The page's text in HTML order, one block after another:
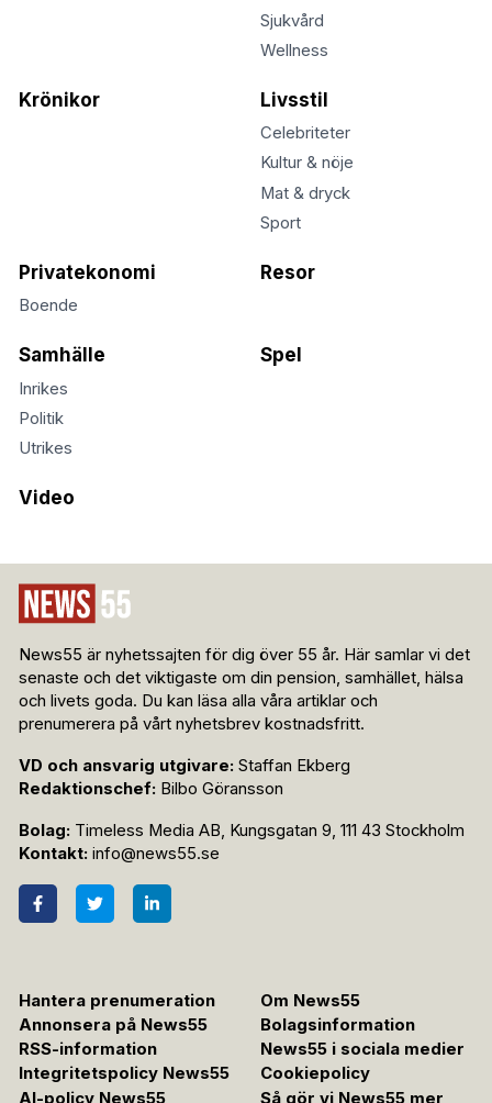
Sjukvård
Wellness
Krönikor Livsstil
Celebriteter
Kultur & nöje
Mat & dryck
Sport
Privatekonomi
Boende
Resor
Samhälle
Inrikes
Politik
Utrikes
Spel
Video
News55 är nyhetssajten för dig över 55 år. Här samlar vi det
senaste och det viktigaste om din pension, samhället, hälsa
och livets goda. Du kan läsa alla våra artiklar och
prenumerera på vårt nyhetsbrev kostnadsfritt.
VD och ansvarig utgivare: Staffan Ekberg
Redaktionschef: Bilbo Göransson
Bolag: Timeless Media AB, Kungsgatan 9, 111 43 Stockholm
Kontakt: info@news55.se
Hantera prenumeration
Om News55
Annonsera på News55
Bolagsinformation
RSS-information
News55 i sociala medier
Integritetspolicy News55
Cookiepolicy
AI-policy News55
Så gör vi News55 mer